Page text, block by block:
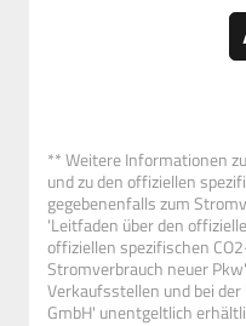
** Weitere Informationen
und zu den offiziellen
gegebenenfalls zum
'Leitfaden über den
offiziellen spezifischen
Stromverbrauch neuer
Verkaufsstellen und bei
GmbH' unentgeltlich